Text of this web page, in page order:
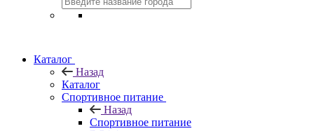
Каталог
Назад
Каталог
Спортивное питание
Назад
Спортивное питание